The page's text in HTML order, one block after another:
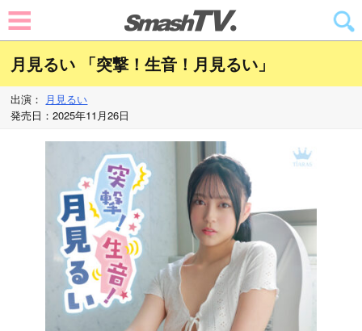
月見るい 「突撃！生音！月見るい」
出演： 月見るい
発売日：2025年11月26日